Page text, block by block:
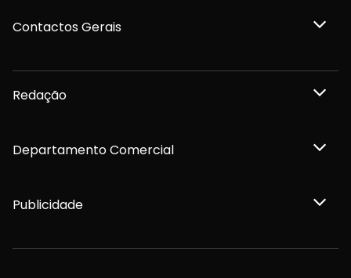
Contactos Gerais
Redação
Departamento Comercial
Publicidade